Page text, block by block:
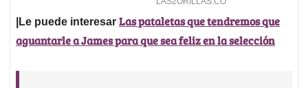
|Le puede interesar Las pataletas que tendremos que
aguantarle a James para que sea feliz en la selección